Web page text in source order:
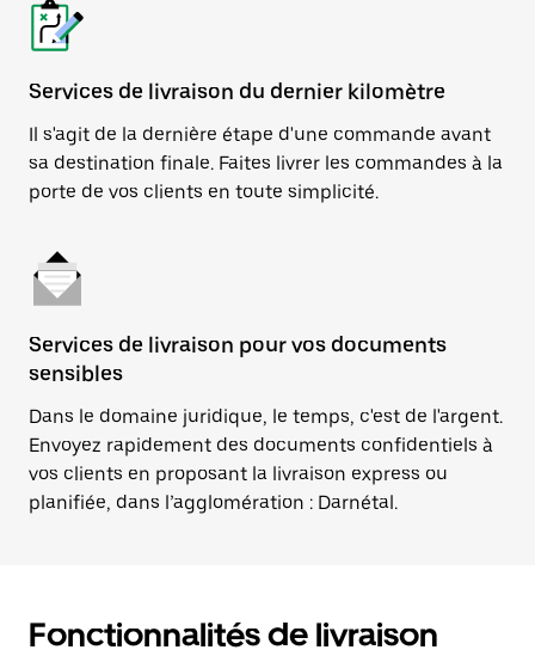
Services de livraison du dernier kilomètre
Il s'agit de la dernière étape d'une commande avant
sa destination finale. Faites livrer les commandes à la
porte de vos clients en toute simplicité.
Services de livraison pour vos documents
sensibles
Dans le domaine juridique, le temps, c'est de l'argent.
Envoyez rapidement des documents confidentiels à
vos clients en proposant la livraison express ou
planifiée, dans l’agglomération : Darnétal.
Fonctionnalités de livraison